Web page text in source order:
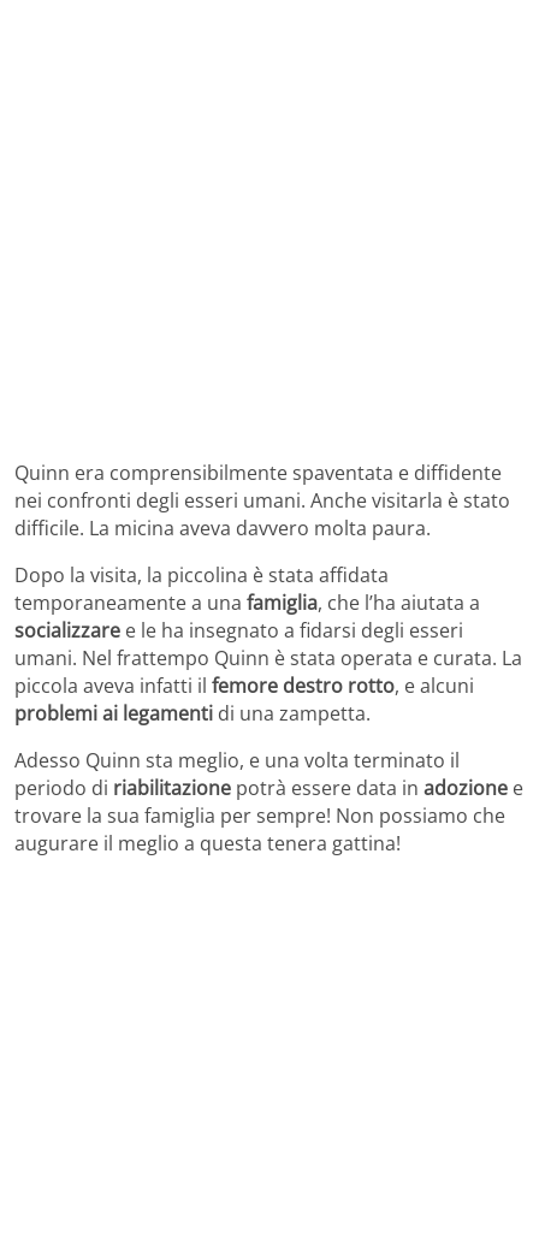
Quinn era comprensibilmente spaventata e diffidente
nei confronti degli esseri umani. Anche visitarla è stato
difficile. La micina aveva davvero molta paura.
Dopo la visita, la piccolina è stata affidata
temporaneamente a una famiglia, che l’ha aiutata a
socializzare e le ha insegnato a fidarsi degli esseri
umani. Nel frattempo Quinn è stata operata e curata. La
piccola aveva infatti il femore destro rotto, e alcuni
problemi ai legamenti di una zampetta.
Adesso Quinn sta meglio, e una volta terminato il
periodo di riabilitazione potrà essere data in adozione e
trovare la sua famiglia per sempre! Non possiamo che
augurare il meglio a questa tenera gattina!